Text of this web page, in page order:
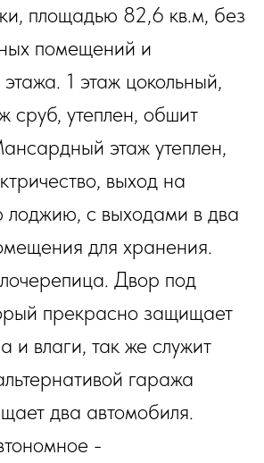
площадью 82,6 кв.м, без
помещений и
1 этаж цокольный,
сруб, утеплен, обшит
этаж утеплен,
выход на
лоджию, с выходами в два
для хранения.
Двор под
прекрасно защищает
и влаги, так же служит
гаража
два автомобиля.
-